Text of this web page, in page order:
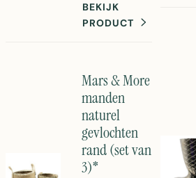
40x40x10cm
per mandje.
Eenvoudig
schoon te
maken.
BEKIJK
PRODUCT
Mars & More
manden
naturel
gevlochten
rand (set van
3)*